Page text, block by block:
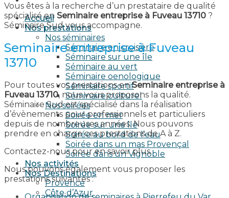
Accueil
Nos prestations
Nos séminaires
Séminaire en croisière
Séminaire sur une île
Séminaire au vert
Séminaire oenologique
Séminaire sportif
Séminaire culturel
Nos soirées
Soirée en mer
Soirée sur une île
Soirée au bord de l’eau
Soirée dans un mas Provençal
Soirée dans un Vignoble
Nos activités
Nos Destinations
Provence
Côte d’Azur
Vous êtes à la recherche d’un prestataire de qualité
spécialisé en Seminaire entreprise à Fuveau 13710 ?
Séminaire Sud vous accompagne.
Seminaire entreprise à Fuveau
13710
Pour toutes vos prestations enSeminaire entreprise à
Fuveau 13710, nous vous proposons la qualité.
Séminaire Sud est spécialisé dans la réalisation
d’évènements pour professionnels et particuliers
depuis de nombreuses années. Nous pouvons
prendre en charge ces prestations de A à Z.
Contactez-nous pour en savoir plus.
Nous pouvons également vous proposer les
prestations suivantes :